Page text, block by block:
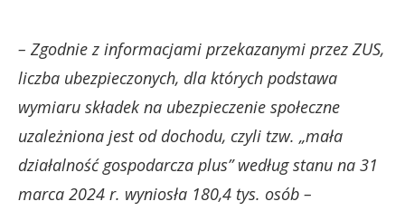
– Zgodnie z informacjami przekazanymi przez ZUS,
liczba ubezpieczonych, dla których podstawa
wymiaru składek na ubezpieczenie społeczne
uzależniona jest od dochodu, czyli tzw. „mała
działalność gospodarcza plus” według stanu na 31
marca 2024 r. wyniosła 180,4 tys. osób –